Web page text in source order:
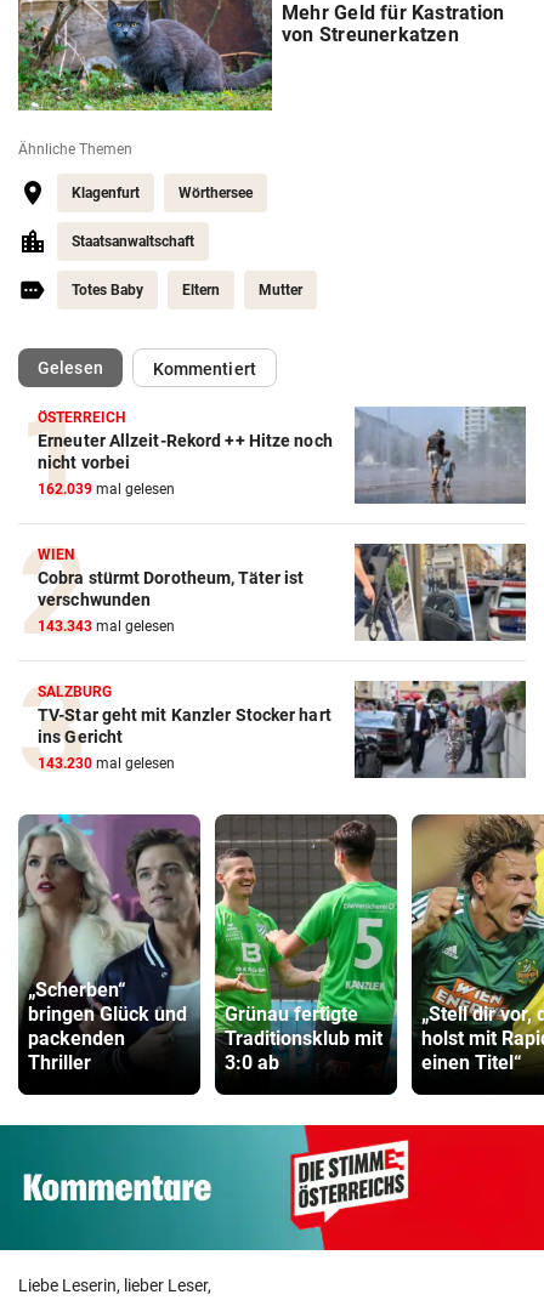
Mehr Geld für Kastration
von Streunerkatzen
Ähnliche Themen
Klagenfurt Wörthersee
Staatsanwaltschaft
Totes Baby Eltern Mutter
Gelesen(ausgewählt)Kommentiert
ÖSTERREICH
Erneuter Allzeit-Rekord ++ Hitze noch
nicht vorbei
162.039 mal gelesen
WIEN
Cobra stürmt Dorotheum, Täter ist
verschwunden
143.343 mal gelesen
SALZBURG
TV-Star geht mit Kanzler Stocker hart
ins Gericht
143.230 mal gelesen
„Scherben“
bringen Glück und
packenden
Thriller
Grünau fertigte
Traditionsklub mit
3:0 ab
„Stell dir vor,
holst mit
einen Titel“
Liebe Leserin, lieber Leser,